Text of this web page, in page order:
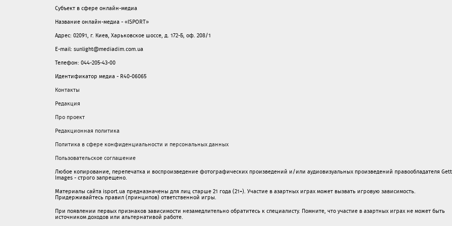
Субъект в сфере онлайн-медиа
Название онлайн-медиа - «ISPORT»
Адрес: 02091, г. Киев, Харьковское шоссе, д. 172-Б, оф. 208/1
E-mail: sunlight@mediadim.com.ua
Телефон: 044-205-43-00
Идентификатор медиа - R40-06065
Контакты
Редакция
Про проект
Редакционная политика
Политика в сфере конфиденциальности и персональных данных
Пользовательское соглашение
Любое копирование, перепечатка и воспроизведение фотографических произведений и/или аудиовизуальных произведений правообладателя
Images - строго запрещено.
Материалы сайта isport.ua предназначены для лиц старше 21 года (21+). Участие в азартных играх может вызвать игровую зависимость.
Придерживайтесь правил (принципов) ответственной игры.
При появлении первых признаков зависимости незамедлительно обратитесь к специалисту. Помните, что участие в азартных играх не может быть
источником доходов или альтернативой работе.